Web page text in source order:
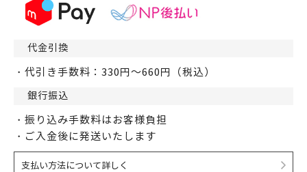
代金引換
・代引き手数料：330円～660円（税込）
銀行振込
・振り込み手数料はお客様負担
・ご入金後に発送いたします
支払い方法について詳しく